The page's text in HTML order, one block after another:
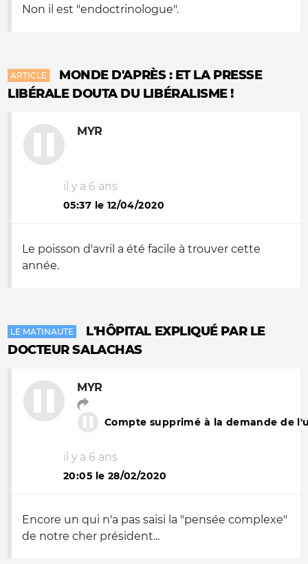
Non il est "endoctrinologue".
ARTICLE
MONDE D'APRÈS : ET LA PRESSE
LIBÉRALE DOUTA DU LIBÉRALISME !
MYR
il y a 6 ans
05:37 le 12/04/2020
Le poisson d'avril a été facile à trouver cette
année.
LE MATINAUTE
L'HÔPITAL EXPLIQUÉ PAR LE
DOCTEUR SALACHAS
MYR
Compte supprimé à la demande de
il y a 6 ans
20:05 le 28/02/2020
Encore un qui n'a pas saisi la "pensée complexe"
de notre cher président...